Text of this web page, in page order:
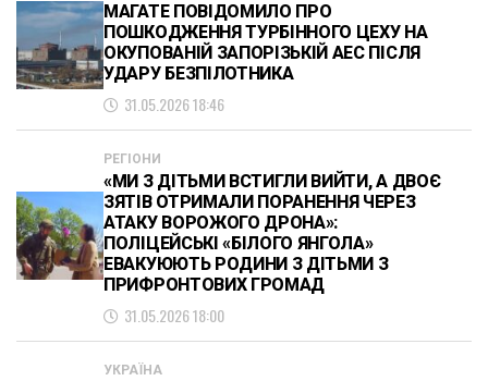
МАГАТЕ ПОВІДОМИЛО ПРО
ПОШКОДЖЕННЯ ТУРБІННОГО ЦЕХУ НА
ОКУПОВАНІЙ ЗАПОРІЗЬКІЙ АЕС ПІСЛЯ
УДАРУ БЕЗПІЛОТНИКА
31.05.2026 18:46
РЕГІОНИ
«МИ З ДІТЬМИ ВСТИГЛИ ВИЙТИ, А ДВОЄ
ЗЯТІВ ОТРИМАЛИ ПОРАНЕННЯ ЧЕРЕЗ
АТАКУ ВОРОЖОГО ДРОНА»:
ПОЛІЦЕЙСЬКІ «БІЛОГО ЯНГОЛА»
ЕВАКУЮЮТЬ РОДИНИ З ДІТЬМИ З
ПРИФРОНТОВИХ ГРОМАД
31.05.2026 18:00
УКРАЇНА